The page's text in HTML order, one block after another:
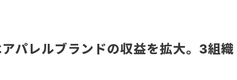
パレルブランドの収益を拡大。3組織